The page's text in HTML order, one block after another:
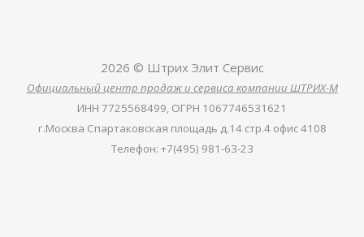
2026 © Штрих Элит Сервис
Официальный центр продаж и сервиса компании ШТРИХ-М
ИНН 7725568499, ОГРН 1067746531621
г.Москва Спартаковская площадь д.14 стр.4 офис 4108
Телефон: +7(495) 981-63-23